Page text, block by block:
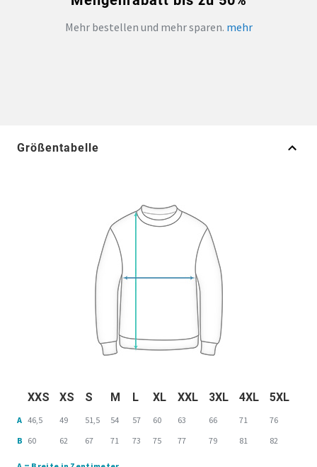
Mehr bestellen und mehr sparen. mehr
Größentabelle
XXS XS S M L XL XXL 3XL 4XL 5XL
A 46,5 49 51,5 54 57 60 63 66 71
76
B 60 62 67 71 73 75 77 79 81 82